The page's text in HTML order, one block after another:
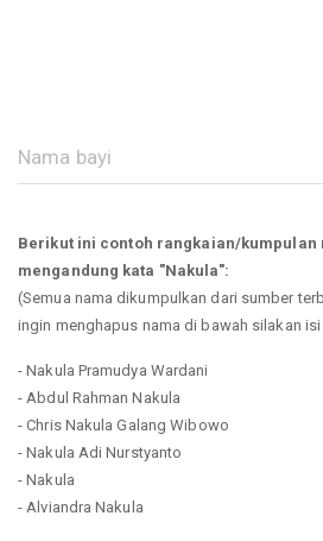
Berikut ini contoh rangkaian/kumpulan
mengandung kata "Nakula":
(Semua nama dikumpulkan dari sumber
ingin menghapus nama di bawah silakan
- Nakula Pramudya Wardani
- Abdul Rahman Nakula
- Chris Nakula Galang Wibowo
- Nakula Adi Nurstyanto
- Nakula
- Alviandra Nakula